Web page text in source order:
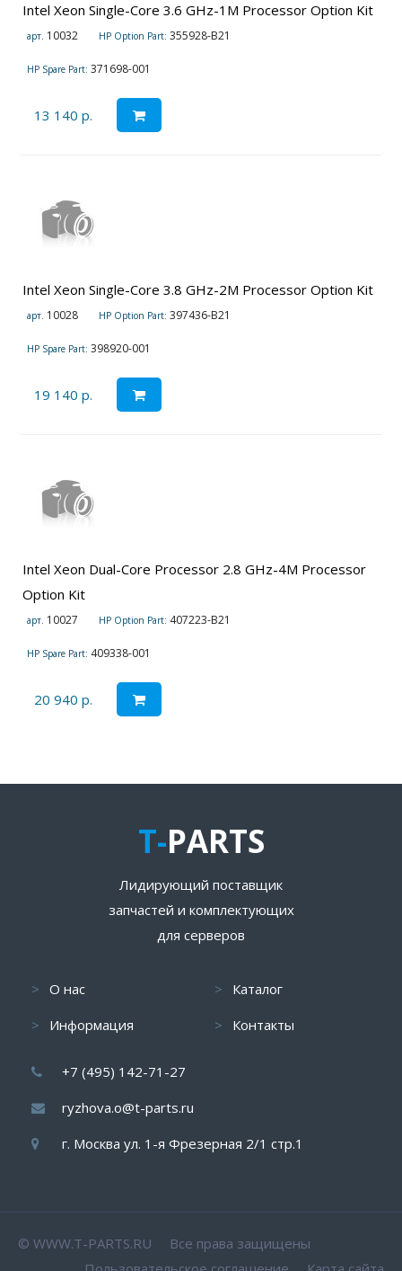
Intel Xeon Single-Core 3.6 GHz-1M Processor Option Kit
арт. 10032 HP Option Part: 355928-B21
HP Spare Part: 371698-001
13 140 р.
Intel Xeon Single-Core 3.8 GHz-2M Processor Option Kit
арт. 10028 HP Option Part: 397436-B21
HP Spare Part: 398920-001
19 140 р.
Intel Xeon Dual-Core Processor 2.8 GHz-4M Processor
Option Kit
арт. 10027 HP Option Part: 407223-B21
HP Spare Part: 409338-001
20 940 р.
T-PARTS
Лидирующий поставщик
запчастей и комплектующих
для серверов
О нас
Информация
Каталог
Контакты
+7 (495) 142-71-27
ryzhova.o@t-parts.ru
г. Москва ул. 1-я Фрезерная 2/1 стр.1
© WWW.T-PARTS.RU Все права защищены